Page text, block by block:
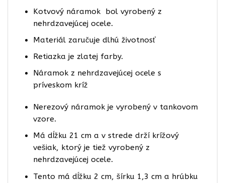
Kotvový náramok bol vyrobený z
nehrdzavejúcej ocele.
Materiál zaručuje dlhú životnosť
Retiazka je zlatej farby.
Náramok z nehrdzavejúcej ocele s
príveskom kríž
Nerezový náramok je vyrobený v tankovom
vzore.
Má dĺžku 21 cm a v strede drží krížový
vešiak, ktorý je tiež vyrobený z
nehrdzavejúcej ocele.
Tento má dĺžku 2 cm, šírku 1,3 cm a hrúbku